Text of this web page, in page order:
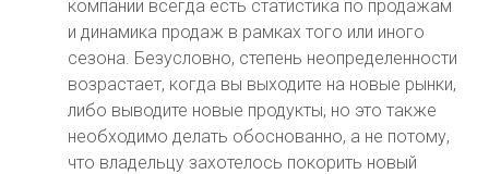
компании всегда есть статистика по продажам
и динамика продаж в рамках того или иного
сезона. Безусловно, степень неопределенности
возрастает, когда вы выходите на новые рынки,
либо выводите новые продукты, но это также
необходимо делать обоснованно, а не потому,
что владельцу захотелось покорить новый